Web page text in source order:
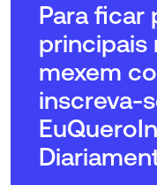
Para ficar
principais
mexem
inscreva-